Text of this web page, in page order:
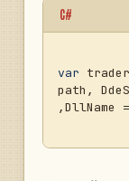
C#
var
path,
,DllName